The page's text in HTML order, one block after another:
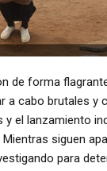
de forma
a cabo brutales y
el lanzamiento
siguen
para